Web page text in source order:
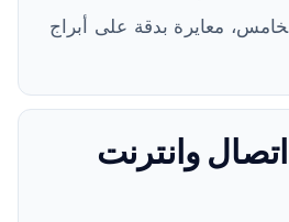
معايرة بدقة على أبراج
وانترنت